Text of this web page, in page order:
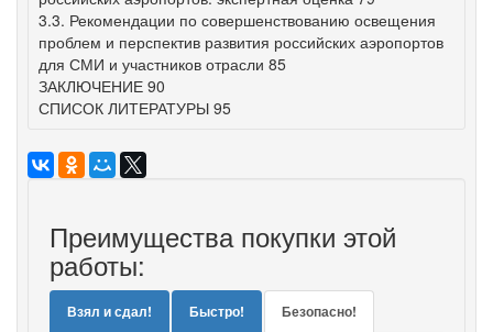
3.3. Рекомендации по совершенствованию освещения
проблем и перспектив развития российских аэропортов
для СМИ и участников отрасли 85
ЗАКЛЮЧЕНИЕ 90
СПИСОК ЛИТЕРАТУРЫ 95
Преимущества покупки этой
работы:
Взял и сдал! Быстро! Безопасно!